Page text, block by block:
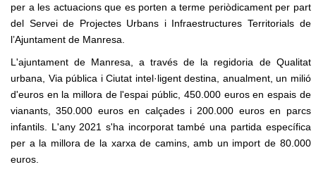
per a les actuacions que es porten a terme periòdicament per part
del Servei de Projectes Urbans i Infraestructures Territorials de
l’Ajuntament de Manresa.
L'ajuntament de Manresa, a través de la regidoria de Qualitat
urbana, Via pública i Ciutat intel·ligentdestina, anualment, un milió
d'euros en la millora de l'espai públic, 450.000 euros en espais de
vianants, 350.000 euros en calçades i 200.000 euros en parcs
infantils. L'any 2021 s'ha incorporat també una partida específica
per a la millora de la xarxa de camins, amb un import de 80.000
euros.